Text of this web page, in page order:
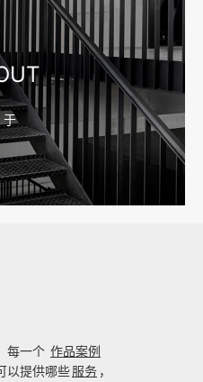
？先看产品询盘字段
网帮助客户判断实力
于
每一个 作品案例
以提供哪些服务 ，